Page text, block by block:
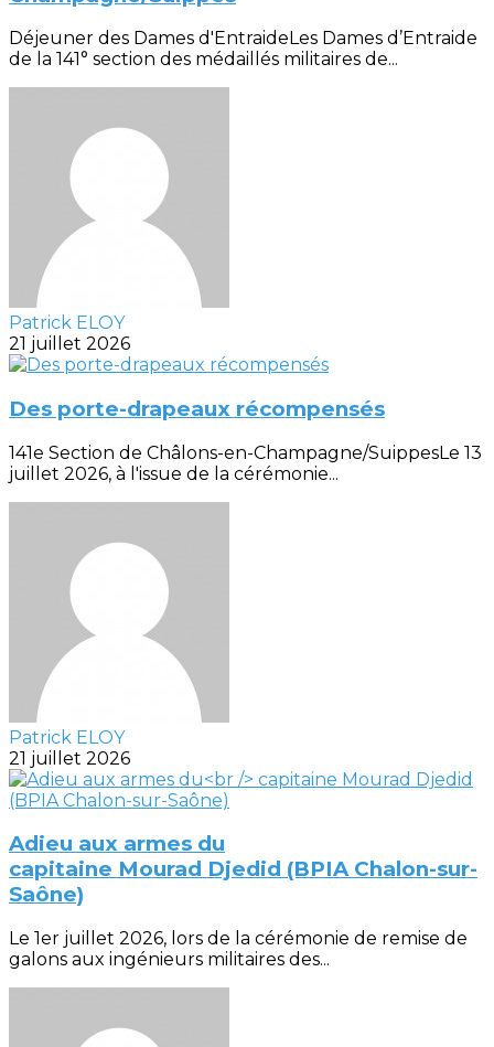
Déjeuner des Dames d'EntraideLes Dames d’Entraide
de la 141° section des médaillés militaires de...
Patrick ELOY
21 juillet 2026
Des porte-drapeaux récompensés
141e Section de Châlons-en-Champagne/SuippesLe 13
juillet 2026, à l'issue de la cérémonie...
Patrick ELOY
21 juillet 2026
Adieu aux armes du
capitaine Mourad Djedid (BPIA Chalon-sur-
Saône)
Le 1er juillet 2026, lors de la cérémonie de remise de
galons aux ingénieurs militaires des...